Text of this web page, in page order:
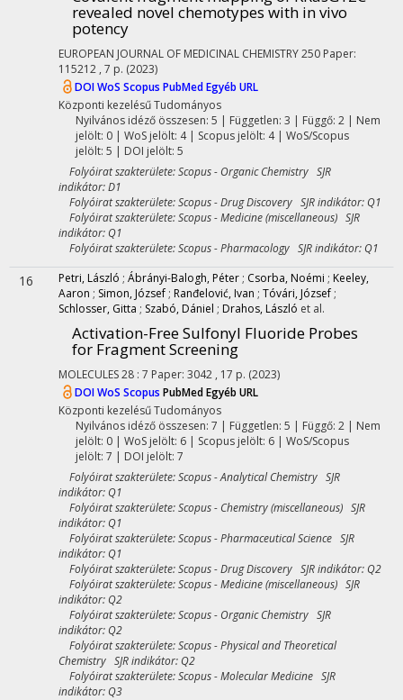
revealed novel chemotypes with in vivo
potency
EUROPEAN JOURNAL OF MEDICINAL CHEMISTRY250 Paper:
115212 , 7 p. (2023)
DOIWoS Scopus PubMedEgyéb URL
Központi kezelésűTudományos
Nyilvános idéző összesen: 5 | Független: 3 | Függő: 2 | Nem
jelölt: 0 | WoS jelölt: 4 | Scopus jelölt: 4 | WoS/Scopus
jelölt: 5 | DOI jelölt: 5
Folyóirat szakterülete: Scopus - Organic Chemistry SJR
indikátor: D1
Folyóirat szakterülete: Scopus - Drug Discovery SJR indikátor: Q1
Folyóirat szakterülete: Scopus - Medicine (miscellaneous) SJR
indikátor: Q1
Folyóirat szakterülete: Scopus - Pharmacology SJR indikátor: Q1
16 Petri, László ; Ábrányi-Balogh, Péter ; Csorba, Noémi ; Keeley,
Aaron ; Simon, József ; Ranđelović, Ivan ; Tóvári, József ;
Schlosser, Gitta ; Szabó, Dániel ; Drahos, László et al.
Activation-Free Sulfonyl Fluoride Probes
for Fragment Screening
MOLECULES28 : 7 Paper: 3042 , 17 p. (2023)
DOIWoS Scopus PubMedEgyéb URL
Központi kezelésűTudományos
Nyilvános idéző összesen: 7 | Független: 5 | Függő: 2 | Nem
jelölt: 0 | WoS jelölt: 6 | Scopus jelölt: 6 | WoS/Scopus
jelölt: 7 | DOI jelölt: 7
Folyóirat szakterülete: Scopus - Analytical Chemistry SJR
indikátor: Q1
Folyóirat szakterülete: Scopus - Chemistry (miscellaneous) SJR
indikátor: Q1
Folyóirat szakterülete: Scopus - Pharmaceutical Science SJR
indikátor: Q1
Folyóirat szakterülete: Scopus - Drug Discovery SJR indikátor: Q2
Folyóirat szakterülete: Scopus - Medicine (miscellaneous) SJR
indikátor: Q2
Folyóirat szakterülete: Scopus - Organic Chemistry SJR
indikátor: Q2
Folyóirat szakterülete: Scopus - Physical and Theoretical
Chemistry SJR indikátor: Q2
Folyóirat szakterülete: Scopus - Molecular Medicine SJR
indikátor: Q3